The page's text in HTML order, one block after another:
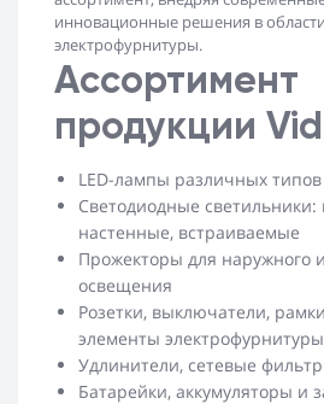
инновационные решения в
электрофурнитуры.
Ассортимент
продукции
LED-лампы различных
Светодиодные
настенные, встраиваемые
Прожекторы для наружного
освещения
Розетки, выключатели,
элементы электрофурнитуры
Удлинители, сетевые
Батарейки, аккумуляторы и